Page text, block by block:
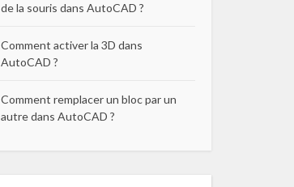
de la souris dans AutoCAD ?
Comment activer la 3D dans
AutoCAD ?
Comment remplacer un bloc par un
autre dans AutoCAD ?